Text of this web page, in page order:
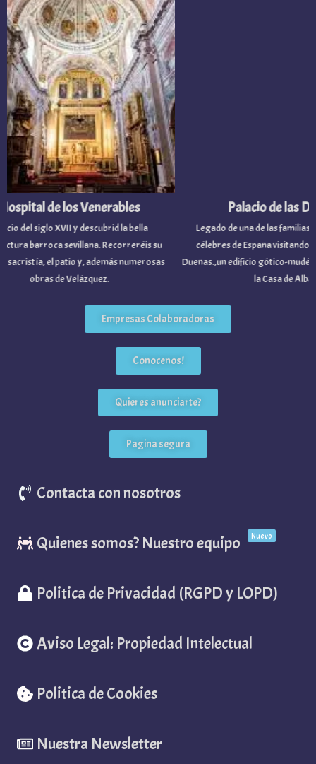
Palacio de las
Legado de una de las familias
célebres de España visitando el
Dueñas.,un edificio gótico-mudéjar
la Casa de Alba.
de los Venerables
del siglo XVII y descubrid la bella
barroca sevillana. Recorreréis su
el patio y, además numerosas
obras de Velázquez.
Empresas Colaboradoras
Conocenos!
Quieres anunciarte?
Pagina segura
Contacta con nosotros
Quienes somos? Nuestro equipo Nuevo
Politica de Privacidad (RGPD y LOPD)
Aviso Legal: Propiedad Intelectual
Politica de Cookies
Nuestra Newsletter